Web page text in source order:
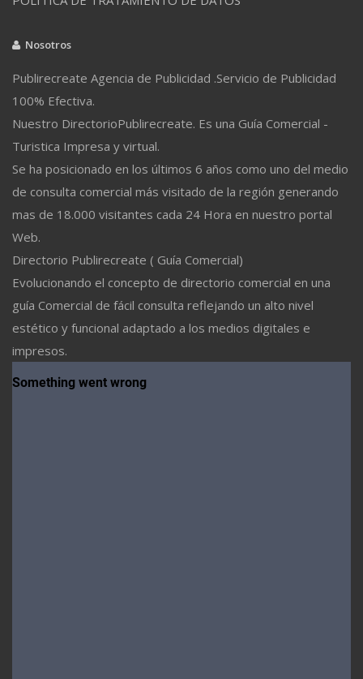
Nosotros
Publirecreate Agencia de Publicidad .Servicio de Publicidad
100% Efectiva.
Nuestro DirectorioPublirecreate. Es una Guía Comercial -
Turistica Impresa y virtual.
Se ha posicionado en los últimos 6 años como uno del medio
de consulta comercial más visitado de la región generando
mas de 18.000 visitantes cada 24 Hora en nuestro portal
Web.
Directorio Publirecreate ( Guía Comercial)
Evolucionando el concepto de directorio comercial en una
guía Comercial de fácil consulta reflejando un alto nivel
estético y funcional adaptado a los medios digitales e
impresos.